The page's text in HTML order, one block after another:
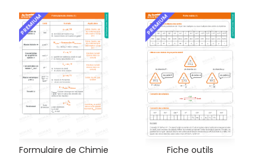
PREMIUM
Formulaire de Chimie
PREMIUM
Fiche outils